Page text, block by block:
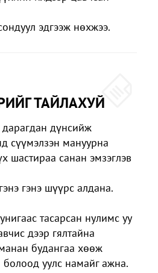
эдгээж нөхжээ.
ТАЙЛАХУЙ
дүнсийж
сүүмэлзэн мануурна
шастираа санан эмзэглэв
гэнэ шүүрс алдана.
тасарсан нулимс уу
дээр гялтайна
будангаа хөөж
болоод уулс намайг ажна.